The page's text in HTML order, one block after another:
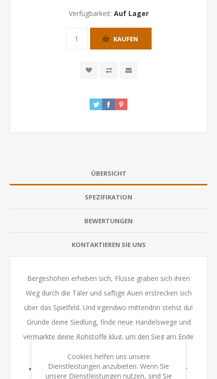
Verfügbarkeit: Auf Lager
KAUFEN
ÜBERSICHT
SPEZIFIKATION
BEWERTUNGEN
KONTAKTIEREN SIE UNS
Bergeshöhen erheben sich, Flüsse graben sich ihren
Weg durch die Täler und saftige Auen erstrecken sich
über das Spielfeld. Und irgendwo mittendrin stehst du!
Gründe deine Siedlung, finde neue Handelswege und
vermarkte deine Rohstoffe klug, um den Sieg am Ende
Der weltweite Spieleklassiker CATAN in einer
Cookies helfen uns unsere
Dienstleistungen anzubieten. Wenn Sie
unsere Dienstleistungen nutzen, sind Sie